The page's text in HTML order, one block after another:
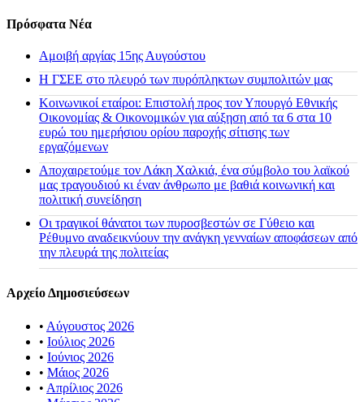
Πρόσφατα Νέα
Αμοιβή αργίας 15ης Αυγούστου
H ΓΣΕΕ στο πλευρό των πυρόπληκτων συμπολιτών μας
Κοινωνικοί εταίροι: Επιστολή προς τον Υπουργό Εθνικής
Οικονομίας & Οικονομικών για αύξηση από τα 6 στα 10
ευρώ του ημερήσιου ορίου παροχής σίτισης των
εργαζόμενων
Αποχαιρετούμε τον Λάκη Χαλκιά, ένα σύμβολο του λαϊκού
μας τραγουδιού κι έναν άνθρωπο με βαθιά κοινωνική και
πολιτική συνείδηση
Οι τραγικοί θάνατοι των πυροσβεστών σε Γύθειο και
Ρέθυμνο αναδεικνύουν την ανάγκη γενναίων αποφάσεων από
την πλευρά της πολιτείας
Αρχείο Δημοσιεύσεων
• Αύγουστος 2026
• Ιούλιος 2026
• Ιούνιος 2026
• Μάιος 2026
• Απρίλιος 2026